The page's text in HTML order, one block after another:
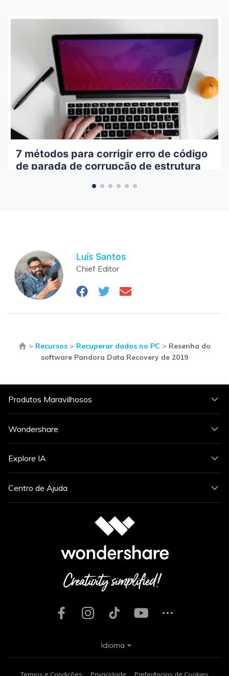
7 métodos para corrigir erro de código
de parada de corrupção de estrutura
Luís Santos
Chief Editor
> Recursos > Recuperar dados no PC > Resenha do
software Pandora Data Recovery de 2019
Produtos Maravilhosos
Wondershare
Explore IA
Centro de Ajuda
Termos e Condições Privacidade Preferências de Cookies
Idioma